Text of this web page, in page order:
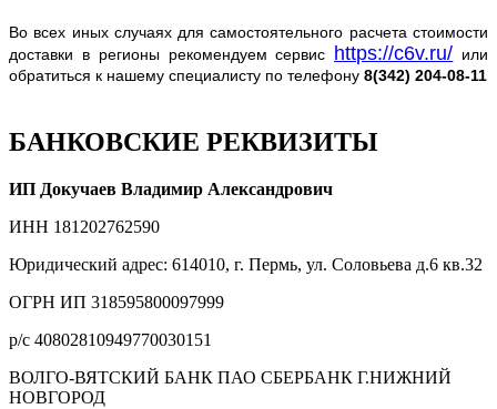
Во всех иных случаях для самостоятельного расчета стоимости
доставки в регионы рекомендуем сервис
https://c6v.ru/ или
обратиться к нашему специалисту по телефону 8(342) 204-08-11
БАНКОВСКИЕ РЕКВИЗИТЫ
ИП Докучаев Владимир Александрович
ИНН 181202762590
Юридический адрес: 614010, г. Пермь, ул. Соловьева д.6 кв.32
ОГРН ИП 318595800097999
р/с 40802810949770030151
ВОЛГО-ВЯТСКИЙ БАНК ПАО СБЕРБАНК Г.НИЖНИЙ
НОВГОРОД